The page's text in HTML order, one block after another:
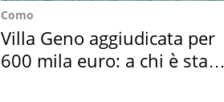
Como
Villa Geno aggiudicata per
600 mila euro: a chi è stata